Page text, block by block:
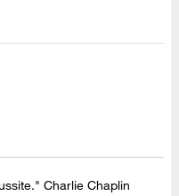
Charlie Chaplin